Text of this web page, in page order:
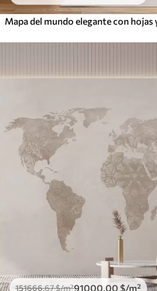
151666.67$/m²91000.00 $/m²